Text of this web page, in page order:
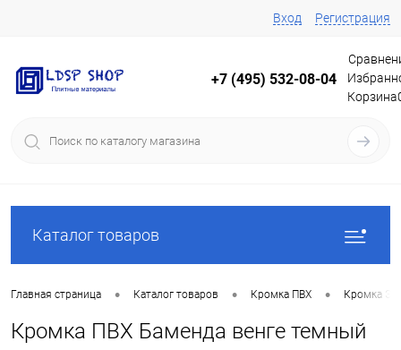
Вход Регистрация
+7 (495) 532-08-04
Корзина
Каталог товаров
Главная страница • Каталог товаров • Кромка ПВХ • Кромка
Кромка ПВХ Баменда венге темный